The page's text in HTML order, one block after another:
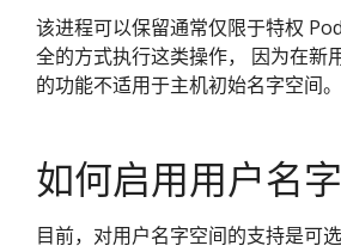
该进程可以保留通常仅限于特权
全的方式执行这类操作， 因为在新
的功能不适用于主机初始名字空间。
如何启用用户名
目前，对用户名字空间的支持是可